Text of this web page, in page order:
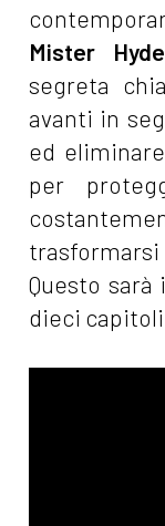
Mister Hyde
segreta
avanti in
ed
per
Questo
dieci